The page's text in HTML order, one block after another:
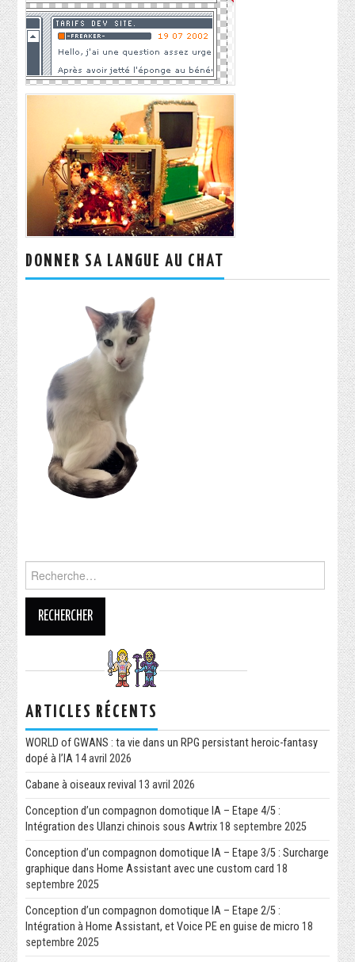
DONNER SA LANGUE AU CHAT
ARTICLES RÉCENTS
WORLD of GWANS : ta vie dans un RPG persistant heroic-fantasy
dopé à l’IA 14 avril 2026
Cabane à oiseaux revival 13 avril 2026
Conception d’un compagnon domotique IA – Etape 4/5 :
Intégration des Ulanzi chinois sous Awtrix 18 septembre 2025
Conception d’un compagnon domotique IA – Etape 3/5 : Surcharge
graphique dans Home Assistant avec une custom card 18
septembre 2025
Conception d’un compagnon domotique IA – Etape 2/5 :
Intégration à Home Assistant, et Voice PE en guise de micro 18
septembre 2025